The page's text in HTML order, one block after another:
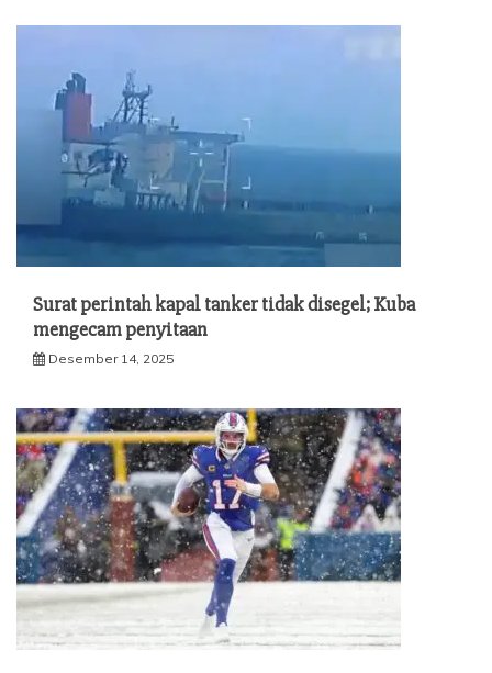
Surat perintah kapal tanker tidak disegel; Kuba
mengecam penyitaan
Desember 14, 2025